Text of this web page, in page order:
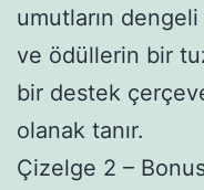
umutların
ve ödüllerin bir
bir destek
olanak tanır.
Çizelge 2 –